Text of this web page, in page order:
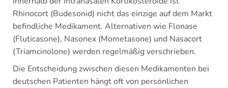
Rhinocort (Budesonid) nicht das einzige auf dem Markt
befindliche Medikament. Alternativen wie Flonase
(Fluticasone), Nasonex (Mometasone) und Nasacort
(Triamcinolone) werden regelmäßig verschrieben.
Die Entscheidung zwischen diesen Medikamenten bei
deutschen Patienten hängt oft von persönlichen